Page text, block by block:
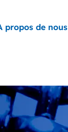
propos de nous